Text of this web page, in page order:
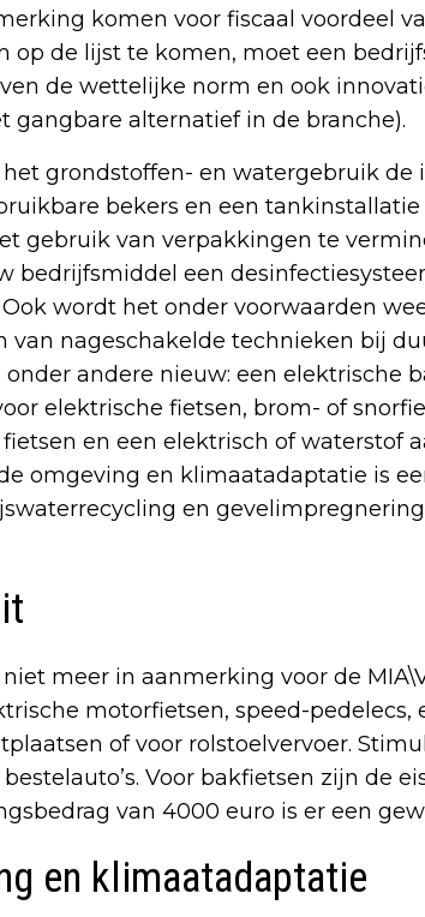
komen voor fiscaal voordeel
op de lijst te komen, moet een
de wettelijke norm en ook
gangbare alternatief in de branche).
het grondstoffen- en watergebruik de
bekers en een tankinstallatie
gebruik van verpakkingen te
bedrijfsmiddel een
wordt het onder voorwaarden
van nageschakelde technieken bij
andere nieuw: een elektrische
elektrische fietsen, brom- of
en een elektrisch of waterstof
omgeving en klimaatadaptatie is
en gevelimpregnering
meer in aanmerking voor de
motorfietsen, speed-
of voor rolstoelvervoer.
Voor bakfietsen zijn de
van 4000 euro is er een
en klimaatadaptatie